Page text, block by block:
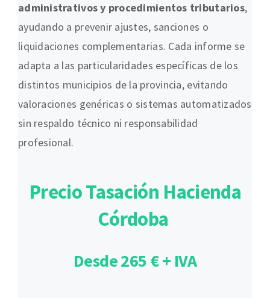
administrativos y procedimientos tributarios,
ayudando a prevenir ajustes, sanciones o
liquidaciones complementarias. Cada informe se
adapta a las particularidades específicas de los
distintos municipios de la provincia, evitando
valoraciones genéricas o sistemas automatizados
sin respaldo técnico ni responsabilidad
profesional.
Precio Tasación Hacienda
Córdoba
Desde 265 € + IVA